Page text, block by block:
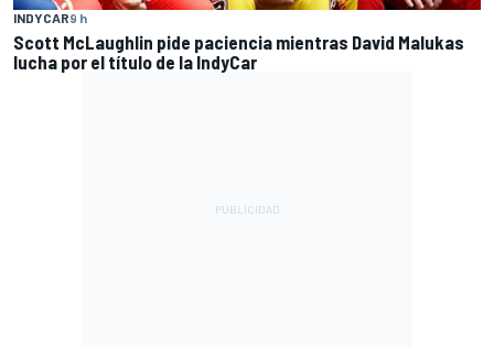
INDYCAR9 h
Scott McLaughlin pide paciencia mientras David Malukas
lucha por el título de la IndyCar